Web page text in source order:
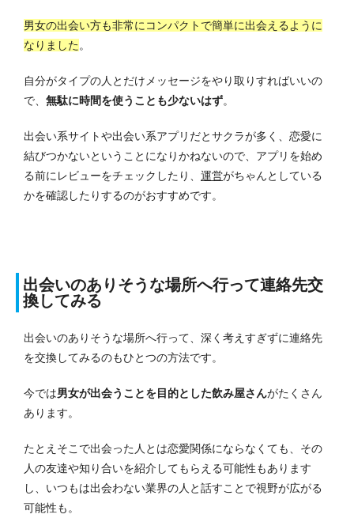
男女の出会い方も非常にコンパクトで簡単に出会えるように
なりました。
自分がタイプの人とだけメッセージをやり取りすればいいの
で、 無駄に時間を使うことも少ないはず。
出会い系サイトや出会い系アプリだとサクラが多く、恋愛に
結びつかないということになりかねないので、アプリを始め
る前にレビューをチェックしたり、 運営がちゃんとしている
かを確認したりするのがおすすめです。
出会いのありそうな場所へ行って連絡先交
換してみる
出会いのありそうな場所へ行って、深く考えすぎずに連絡先
を交換してみるのもひとつの方法です。
今では男女が出会うことを目的とした飲み屋さんがたくさん
あります。
たとえそこで出会った人とは恋愛関係にならなくても、その
人の友達や知り合いを紹介してもらえる可能性もあります
し、いつもは出会わない業界の人と話すことで視野が広がる
可能性も。